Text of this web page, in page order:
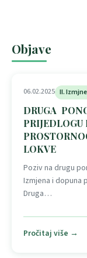
Objave
06.02.2025 II.
DRUGA
LOKVE
Poziv na drugu
Izmjena i dopuna
Druga…
Pročitaj više →